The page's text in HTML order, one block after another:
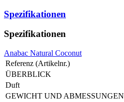
Spezifikationen
Spezifikationen
Anabac Natural Coconut
Referenz (Artikelnr.)
ÜBERBLICK
Duft
GEWICHT UND ABMESSUNGEN